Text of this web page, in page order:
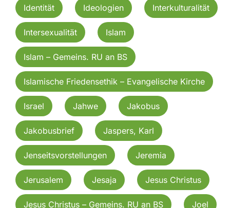
Identität Ideologien Interkulturalität
Intersexualität Islam
Islam – Gemeins. RU an BS
Islamische Friedensethik – Evangelische Kirche
Israel Jahwe Jakobus
Jakobusbrief Jaspers, Karl
Jenseitsvorstellungen Jeremia
Jerusalem Jesaja Jesus Christus
Jesus Christus – Gemeins. RU an BS Joel